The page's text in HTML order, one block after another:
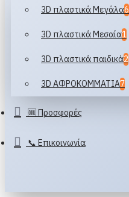
3D πλαστικά Μεγάλα6
3D πλαστικά Μεσαία1
3D πλαστικά παιδικά2
3D ΑΦΡΟΚΟΜΜΑΤΙΑ7
🆒 Προσφορές
📞 Επικοινωνία